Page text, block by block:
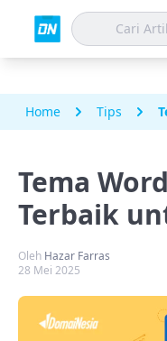
Home Tips
Tema
Terbaik
Oleh Hazar Farras
28 Mei 2025